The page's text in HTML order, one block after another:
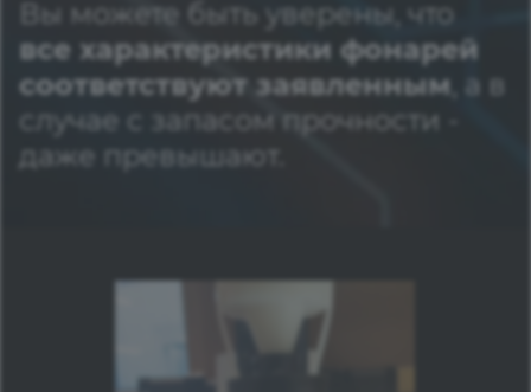
Вы можете быть уверены, что
все характеристики фонарей
соответствуют заявленным , а в
случае с запасом прочности -
даже превышают.